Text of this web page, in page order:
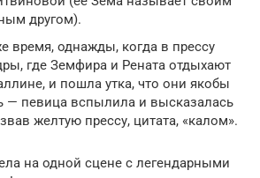
другом).
время, однажды, когда в прессу
где Земфира и Рената отдыхают
и пошла утка, что они якобы
— певица вспылила и высказалась
желтую прессу, цитата, «калом».
на одной сцене с легендарными